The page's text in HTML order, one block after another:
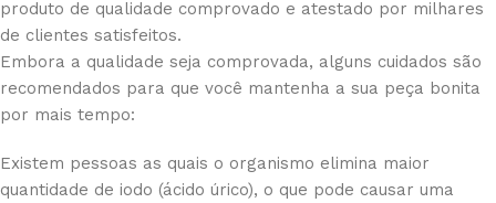
produto de qualidade comprovado e atestado por milhares
de clientes satisfeitos.
Embora a qualidade seja comprovada, alguns cuidados são
recomendados para que você mantenha a sua peça bonita
por mais tempo:
Existem pessoas as quais o organismo elimina maior
quantidade de iodo (ácido úrico), o que pode causar uma